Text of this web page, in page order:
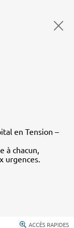
en Tension –
à chacun,
urgences.
ACCÈS RAPIDES